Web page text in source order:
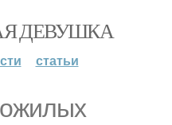
ДЕВУШКА
статьи